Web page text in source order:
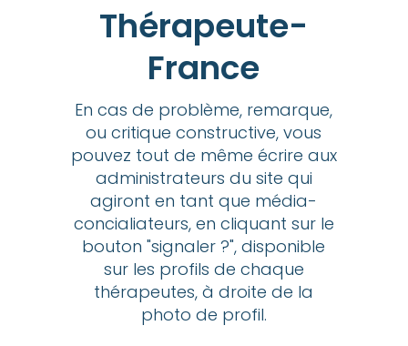
Thérapeute-
France
En cas de problème, remarque,
ou critique constructive, vous
pouvez tout de même écrire aux
administrateurs du site qui
agiront en tant que média-
concialiateurs, en cliquant sur le
bouton "signaler ?", disponible
sur les profils de chaque
thérapeutes, à droite de la
photo de profil.